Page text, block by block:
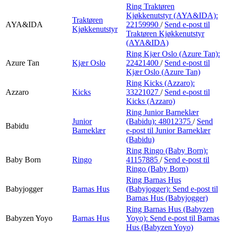
AYA&IDA
Traktøren
Kjøkkenutstyr
Ring Traktøren
Kjøkkenutstyr (AYA&IDA):
22159990 / Send e-post til
Traktøren Kjøkkenutstyr
(AYA&IDA)
Azure Tan Kjær Oslo
Ring Kjær Oslo (Azure Tan):
22421400 / Send e-post til
Kjær Oslo (Azure Tan)
Azzaro Kicks
Ring Kicks (Azzaro):
33221027 / Send e-post til
Kicks (Azzaro)
Babidu
Junior
Barneklær
Ring Junior Barneklær
(Babidu): 48012375 / Send
e-post til Junior Barneklær
(Babidu)
Baby Born Ringo
Ring Ringo (Baby Born):
41157885 / Send e-post til
Ringo (Baby Born)
Babyjogger Barnas Hus
Ring Barnas Hus
(Babyjogger): Send e-post til
Barnas Hus (Babyjogger)
Babyzen Yoyo Barnas Hus
Ring Barnas Hus (Babyzen
Yoyo): Send e-post til Barnas
Hus (Babyzen Yoyo)